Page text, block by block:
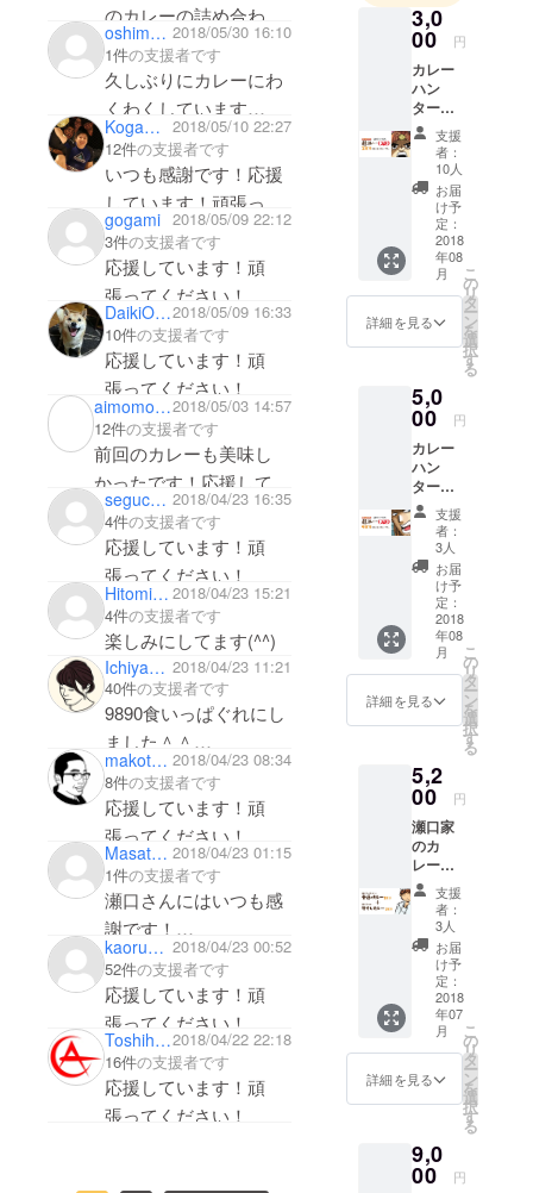
のカレーの詰め合わせ
があれば、嬉しかった
です。
頑張ってください！
oshima keita 2018/05/30 16:10
1件の支援者です
久しぶりにカレーにわ
くわくしています
(*'ω'*)
頑張ってください！
KogaMaboo 2018/05/10 22:27
12件の支援者です
いつも感謝です！応援
しています！頑張って
ください！HATASHIAI
王者MASATOKOGA
gogami 2018/05/09 22:12
3件の支援者です
応援しています！頑
張ってください！
DaikiOwO2018/05/09 16:33
10件の支援者です
応援しています！頑
張ってください！
aimomo1192018/05/03 14:57
12件の支援者です
前回のカレーも美味し
かったです！応援してい
ます！頑張ってくださ
い！
seguchike 2018/04/23 16:35
4件の支援者です
応援しています！頑
張ってください！
Hitomi Tsuchiya 2018/04/23 15:21
4件の支援者です
楽しみにしてます(^^)
Ichiyama Erika 2018/04/23 11:21
40件の支援者です
9890食いっぱぐれにし
ました＾＾
応援しています！頑
張ってください！
makoto001 2018/04/23 08:34
8件の支援者です
応援しています！頑
張ってください！
Masato Koga 2018/04/23 01:15
1件の支援者です
瀬口さんにはいつも感
謝です！
応援しています！頑
張ってください！
kaoruyamaguchi 2018/04/23 00:52
52件の支援者です
応援しています！頑
張ってください！
Toshihiko0gura2018/04/22 22:18
16件の支援者です
応援しています！頑
張ってください！
3,0
00 円
カレー
ハン
ター協
会と瀬
口家の
カレー
コラボ
「超カ
レー
GOD」
2食分
（レシ
ピも提
供） カ
レー★
ハン
になれ
る頭巻
きカ
レー
PDF
データ
を送付
しま
す。 ※
レトル
トカ
レーで
す。
支援
者：
10人
お届
け予
定：
2018
年08
月
詳細を見る
こ
の
リ
タ
ー
ン
を
選
択
す
る
5,0
00 円
カレー
ハン
ター協
会と瀬
口家の
カレー
コラボ
「超カ
レー
GOD」
4食分
（レシ
ピも提
供） カ
レー★
ハン
になれ
る頭巻
きカ
レー
PDF
データ
を送付
しま
す。 ※
レトル
トカ
レーで
す。
支援
者：
3人
お届
け予
定：
2018
年08
月
詳細を見る
こ
の
リ
タ
ー
ン
を
選
択
す
る
5,2
00 円
瀬口家
のカ
レーの
「普通
のカ
レー」3
食分と
「牛す
じカ
レー」3
食分 ※
レトル
トカ
レーで
す。
支援
者：
3人
お届
け予
定：
2018
年07
月
詳細を見る
こ
の
リ
タ
ー
ン
を
選
択
す
る
9,0
00 円